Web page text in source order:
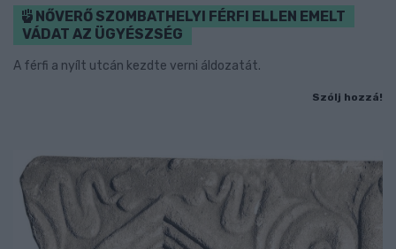
NŐVERŐ SZOMBATHELYI FÉRFI ELLEN EMELT
VÁDAT AZ ÜGYÉSZSÉG
A férfi a nyílt utcán kezdte verni áldozatát.
Szólj hozzá!